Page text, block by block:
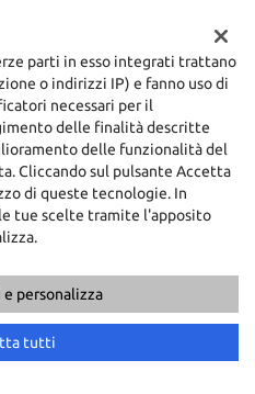
parti in esso integrati trattano
o indirizzi IP) e fanno uso di
necessari per il
delle finalità descritte
delle funzionalità del
Cliccando sul pulsante Accetta
di queste tecnologie. In
tue scelte tramite l'apposito
e personalizza
tutti